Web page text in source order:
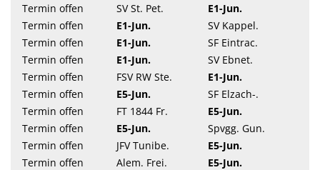
Termin offen
SV St. Pet.
E1-Jun.
Termin offen
E1-Jun.
SV Kappel.
Termin offen
E1-Jun.
SF Eintrac.
Termin offen
E1-Jun.
SV Ebnet.
Termin offen
FSV RW Ste.
E1-Jun.
Termin offen
E5-Jun.
SF Elzach-.
Termin offen
FT 1844 Fr.
E5-Jun.
Termin offen
E5-Jun.
Spvgg. Gun.
Termin offen
JFV Tunibe.
E5-Jun.
Termin offen
Alem. Frei.
E5-Jun.